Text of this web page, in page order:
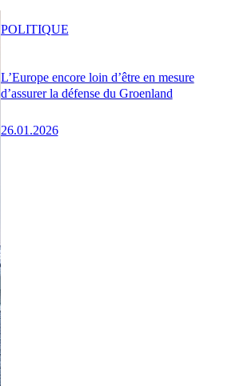
L’Europe encore loin d’être en mesure
d’assurer la défense du Groenland
26.01.2026
POLITIQUE